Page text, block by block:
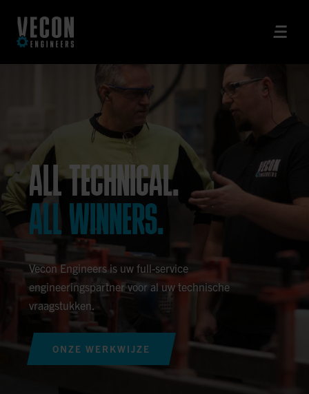
ALL TECHNICAL.
ALL WINNERS.
Vecon Engineers is uw full-service
engineeringspartner voor al uw technische
vraagstukken.
ONZE WERKWIJZE